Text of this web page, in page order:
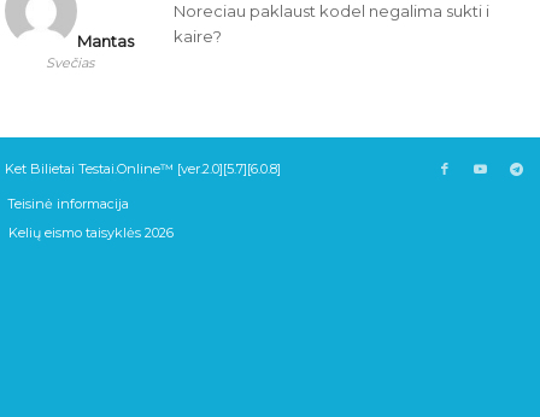
Mantas
Svečias
Noreciau paklaust kodel negalima sukti i
kaire?
Ket Bilietai Testai.Online™ [ver.2.0][5.7][6.0.8]
Teisinė informacija
Kelių eismo taisyklės 2026